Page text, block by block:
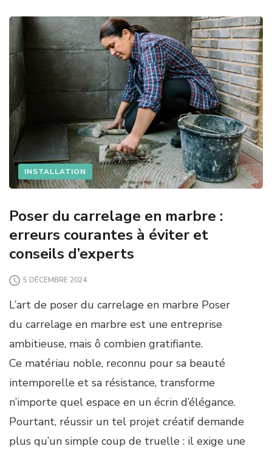
INSTALLATION
Poser du carrelage en marbre :
erreurs courantes à éviter et
conseils d’experts
5 DÉCEMBRE 2024
L’art de poser du carrelage en marbre Poser
du carrelage en marbre est une entreprise
ambitieuse, mais ô combien gratifiante.
Ce matériau noble, reconnu pour sa beauté
intemporelle et sa résistance, transforme
n’importe quel espace en un écrin d’élégance.
Pourtant, réussir un tel projet créatif demande
plus qu’un simple coup de truelle : il exige une